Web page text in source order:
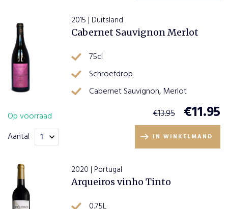
2015 | Duitsland
Cabernet Sauvignon Merlot
75cl
Schroefdrop
Cabernet Sauvignon, Merlot
Op voorraad
€13.95 €11.95
Aantal IN WINKELMAND
2020 | Portugal
Arqueiros vinho Tinto